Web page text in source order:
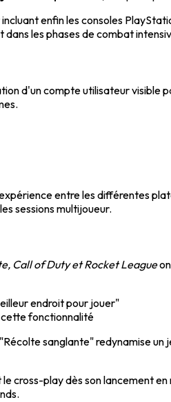
enfin les consoles
dans les phases de combat
d'un compte utilisateur visible
entre les différentes
sessions multijoueur.
Call of Duty et Rocket League
endroit pour jouer"
cette fonctionnalité
sanglante" redynamise un
cross-play dès son lancement